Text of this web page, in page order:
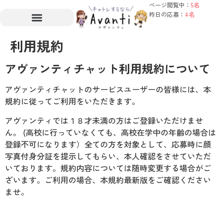
ページ閲覧中： 5名
昨日の応募： 4名
利用規約
アヴァンティチャット利用規約について
アヴァンティチャットのサービスユーザーの皆様には、本
規約に従ってご利用をいただきます。
アヴァンティでは１８才未満の方はご登録いただけませ
ん。 (高校に行っていなくても、高校在学中の年齢の場合は
登録不可になります）全ての方を対象として、応募時に顔
写真付身分証を提示してもらい、本人確認をさせていただ
いております。規約内容については随時変更する場合がご
ざいます。ご利用の場合、本規約最新版をご確認ください
ませ。